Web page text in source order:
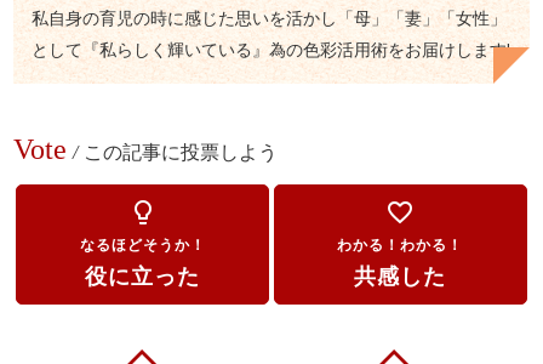
私自身の育児の時に感じた思いを活かし「母」「妻」「女性」
として『私らしく輝いている』為の色彩活用術をお届けします!
Vote / この記事に投票しよう
lightbulb_outline
なるほどそうか！
役に立った
favorite_border
わかる！わかる！
共感した